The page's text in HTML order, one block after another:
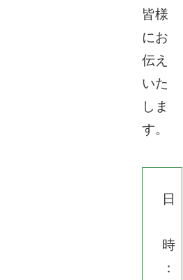
皆様
にお
伝え
いた
しま
す。
日
時
：